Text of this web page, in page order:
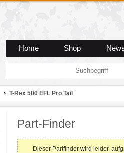
Home Shop
T-Rex 500 EFL Pro Tail
Part-Finder
Dieser Partfinder wird leider,